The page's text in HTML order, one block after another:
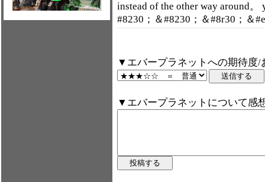
instead of the other way around
#8230；＆#8230；＆#8r30；
▼エバープラネットへの期待度/
▼エバープラネットについて感